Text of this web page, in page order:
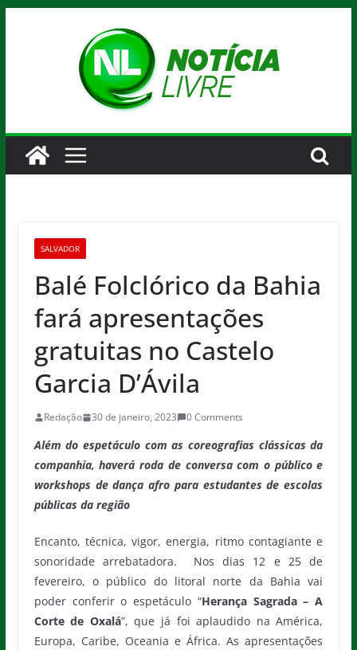
SALVADOR
Balé Folclórico da Bahia
fará apresentações
gratuitas no Castelo
Garcia D’Ávila
Redação 30 de janeiro, 2023 0 Comments
Além do espetáculo comas coreografias clássicas da
companhia,haverá roda de conversa com o público e
workshops de dança afro para estudantes de escolas
públicas da região
Encanto, técnica, vigor, energia, ritmo contagiante e
sonoridade arrebatadora. Nos dias 12 e 25 de
fevereiro, o público do litoral norte da Bahia vai
poder conferir o espetáculo “Herança Sagrada – A
Corte de Oxalá”, que já foi aplaudido na América,
Europa, Caribe, Oceania e África. As apresentações